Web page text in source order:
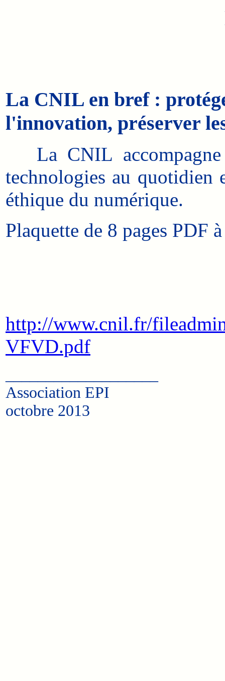
La CNIL en bref :
l'innovation, préserver
La CNIL accompagne
technologies au quotidien
éthique du numérique.
Plaquette de 8 pages PDF
http://www.cnil.fr/
VFVD.pdf
Association EPI
octobre 2013